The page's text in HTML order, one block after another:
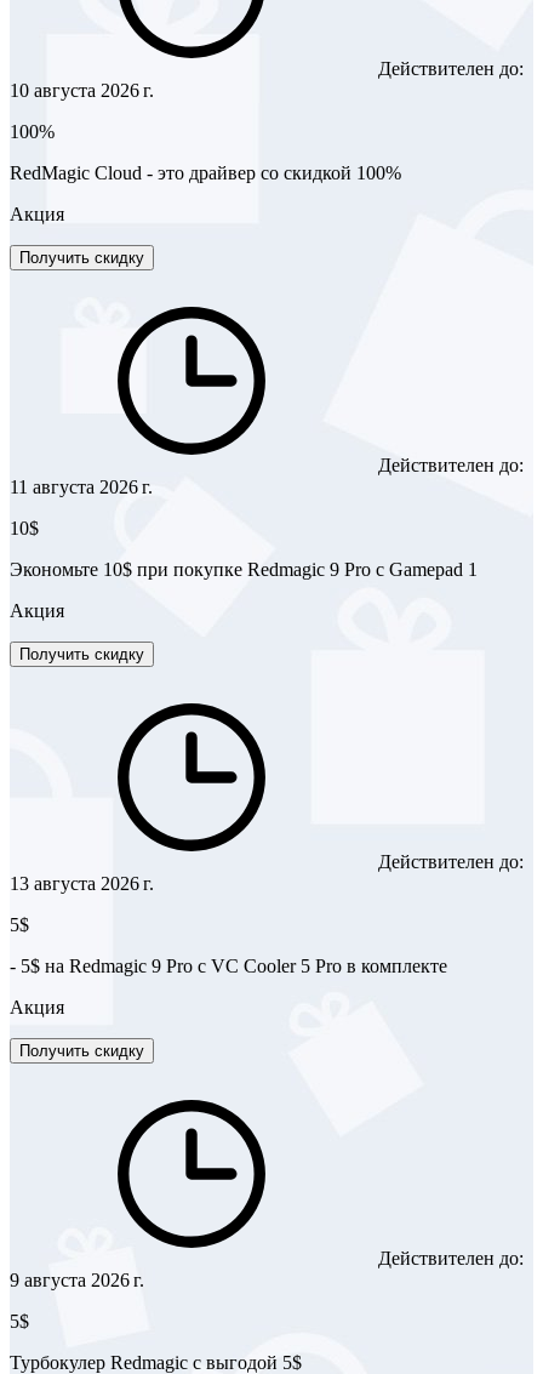
Действителен до:
10 августа 2026 г.
100%
RedMagic Cloud - это драйвер со скидкой 100%
Акция
Получить скидку
Действителен до:
11 августа 2026 г.
10$
Экономьте 10$ при покупке Redmagic 9 Pro с Gamepad 1
Акция
Получить скидку
Действителен до:
13 августа 2026 г.
5$
- 5$ на Redmagic 9 Pro с VC Cooler 5 Pro в комплекте
Акция
Получить скидку
Действителен до:
9 августа 2026 г.
5$
Турбокулер Redmagic с выгодой 5$